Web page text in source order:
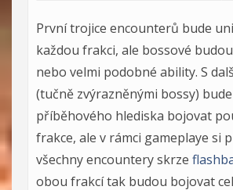
První trojice encounterů bude
každou frakci, ale bossové
nebo velmi podobné ability. S
(tučně zvýrazněnými bossy)
příběhového hlediska bojovat
frakce, ale v rámci gameplaye si
všechny encountery skrze
obou frakcí tak budou bojovat